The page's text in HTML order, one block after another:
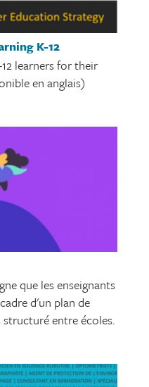
K-12
learners for their
en anglais)
que les enseignants
d'un plan de
entre écoles.